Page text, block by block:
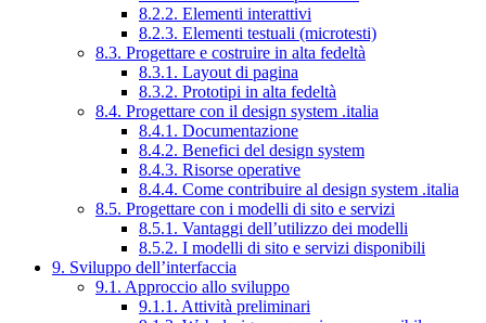
8.2.2. Elementi interattivi
8.2.3. Elementi testuali (microtesti)
8.3. Progettare e costruire in alta fedeltà
8.3.1. Layout di pagina
8.3.2. Prototipi in alta fedeltà
8.4. Progettare con il design system .italia
8.4.1. Documentazione
8.4.2. Benefici del design system
8.4.3. Risorse operative
8.4.4. Come contribuire al design system .italia
8.5. Progettare con i modelli di sito e servizi
8.5.1. Vantaggi dell’utilizzo dei modelli
8.5.2. I modelli di sito e servizi disponibili
9. Sviluppo dell’interfaccia
9.1. Approccio allo sviluppo
9.1.1. Attività preliminari